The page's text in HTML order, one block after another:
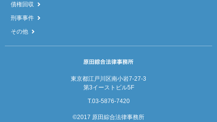
債権回収
刑事事件
その他
東京都江戸川区南小岩7-27-3
第3イーストビル5F
T.03-5876-7420
©2017 原田綜合法律事務所